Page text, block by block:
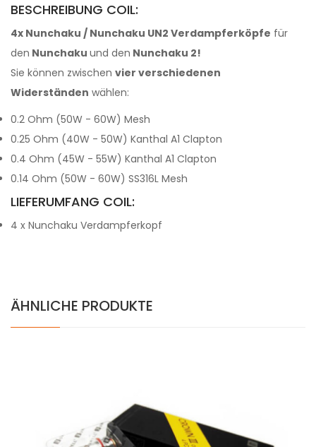
BESCHREIBUNG COIL:
4x Nunchaku / Nunchaku UN2 Verdampferköpfe für
den Nunchaku und den Nunchaku 2!
Sie können zwischen vier verschiedenen
Widerständen wählen:
0.2 Ohm (50W - 60W) Mesh
0.25 Ohm (40W - 50W) Kanthal A1 Clapton
0.4 Ohm (45W - 55W) Kanthal A1 Clapton
0.14 Ohm (50W - 60W) SS316L Mesh
LIEFERUMFANG COIL:
4 x Nunchaku Verdampferkopf
ÄHNLICHE PRODUKTE